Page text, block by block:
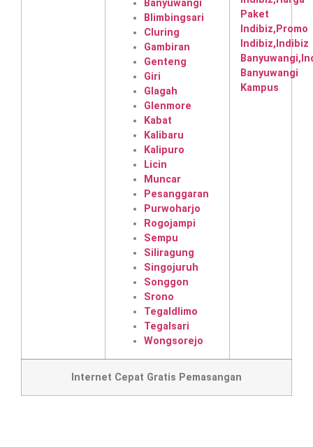
Banyuwangi
Blimbingsari
Cluring
Gambiran
Genteng
Giri
Glagah
Glenmore
Kabat
Kalibaru
Kalipuro
Licin
Muncar
Pesanggaran
Purwoharjo
Rogojampi
Sempu
Siliragung
Singojuruh
Songgon
Srono
Tegaldlimo
Tegalsari
Wongsorejo
Internet Cepat Gratis Pemasangan